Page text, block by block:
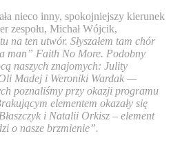
nieco inny, spokojniejszy kierunek
zespołu, Michał Wójcik,
na ten utwór. Słyszałem tam chór
man” Faith No More. Podobny
naszych znajomych: Julity
Madej i Weroniki Wardak —
poznaliśmy przy okazji programu
elementem okazały się
i Natalii Orkisz – element
o nasze brzmienie”.